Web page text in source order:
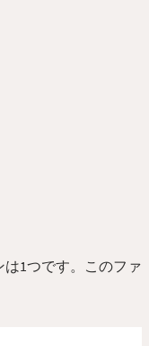
1つです。このファ